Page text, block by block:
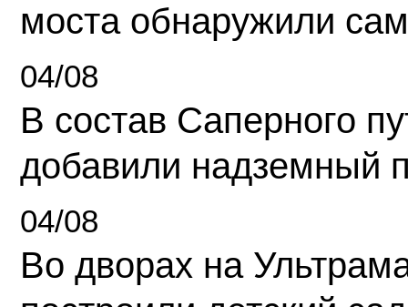
моста обнаружили
04/08
В состав Саперного
добавили надземный
04/08
Во дворах на